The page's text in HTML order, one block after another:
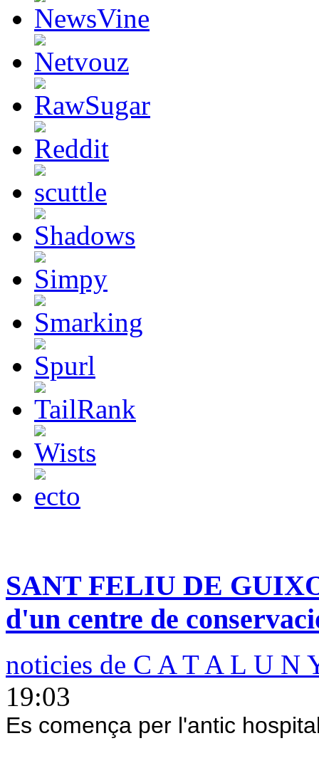
SANT FELIU DE
d'un centre de
noticies de C A T A L U N
19:03
Es comença per l'antic